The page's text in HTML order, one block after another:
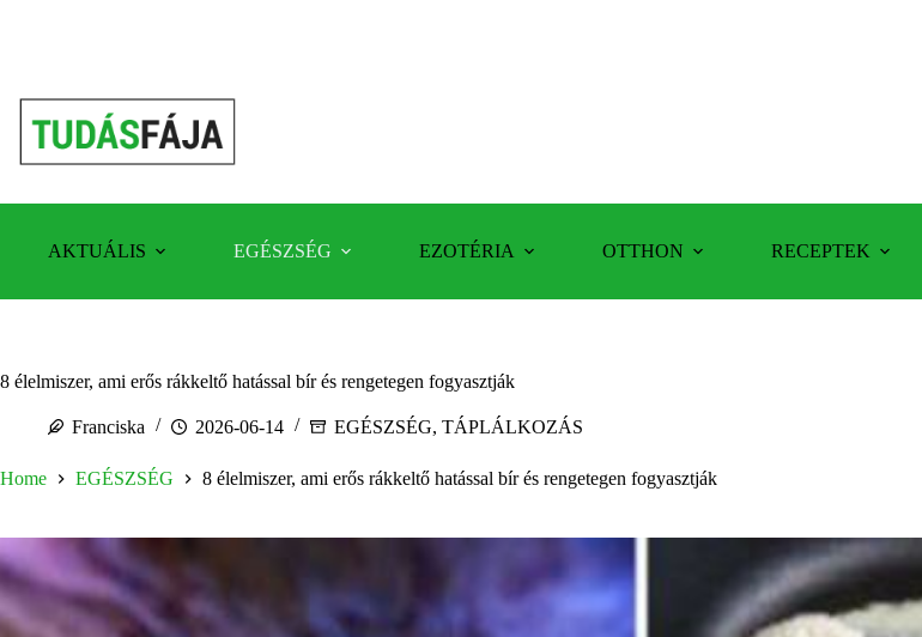
AKTUÁLIS EGÉSZSÉG EZOTÉRIA OTTHON RECEPTEK
8 élelmiszer, ami erős rákkeltő hatással bír és rengetegen fogyasztják
Franciska 2026-06-14 EGÉSZSÉG, TÁPLÁLKOZÁS
Home EGÉSZSÉG 8 élelmiszer, ami erős rákkeltő hatással bír és rengetegen fogyasztják